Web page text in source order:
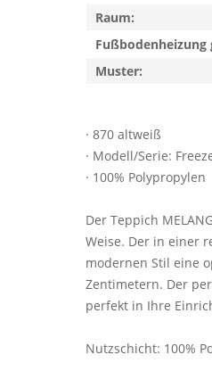
· 870 altweiß
· Modell/Serie:
· 100% Polypropylen
Der Teppich
Weise. Der in einer
modernen Stil eine
Zentimetern. Der
perfekt in Ihre
Nutzschicht: 100%
Raum:
Fußbodenheizung
Muster: